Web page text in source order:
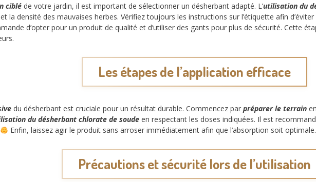
ciblé de votre jardin, il est important de sélectionner un désherbant adapté. L’utilisation du
la densité des mauvaises herbes. Vérifiez toujours les instructions sur l’étiquette afin d’éviter
d’opter pour un produit de qualité et d’utiliser des gants pour plus de sécurité. Cette
Les étapes de l’application efficace
du désherbant est cruciale pour un résultat durable. Commencez par préparer le terrain
du désherbant chlorate de soude en respectant les doses indiquées. Il est
Enfin, laissez agir le produit sans arroser immédiatement afin que l’absorption soit optimale.
Précautions et sécurité lors de l’utilisation